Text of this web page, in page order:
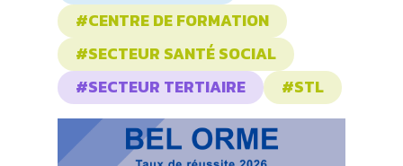
#CENTRE DE FORMATION
#SECTEUR SANTÉ SOCIAL
#SECTEUR TERTIAIRE
#STL